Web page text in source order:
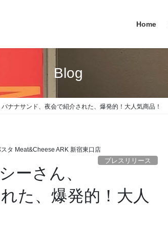
Home
Blog
ナナサンド、夜会で紹介された、爆発的！大人気商品！
タ Meat&Cheese ARK 新宿東口店
プレスリリース
ーさん、
た、爆発的！大人